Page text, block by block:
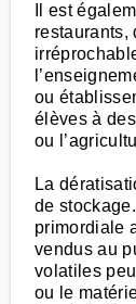
Il est
restaurants,
ou
élèves à
ou
La
de
primordiale
vendus au
volatiles
ou le